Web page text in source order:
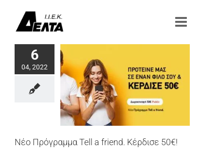
περιεχόμενο
6
04, 2022
Νέο Πρόγραμμα Tell a friend. Κέρδισε 50€!